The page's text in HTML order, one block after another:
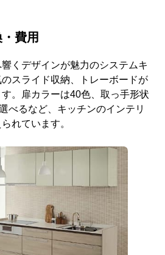
費用
くデザインが魅力のシステムキ
スライド収納、トレーボードが
。扉カラーは40色、取っ手形状
べるなど、キッチンのインテリ
れています。